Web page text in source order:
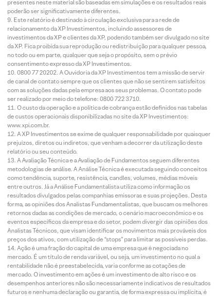
presentes neste material são baseadas em simulações e os resultados reais
poderão ser significativamente diferentes.
Este relatório é destinado à circulação exclusiva para a rede de
relacionamento da XP Investimentos, incluindo assessores de
investimentos da XP e clientes da XP, podendo também ser divulgado no site
da XP. Fica proibida sua reprodução ou redistribuição para qualquer pessoa,
no todo ou em parte, qualquer que seja o propósito, sem o prévio
consentimento expresso da XP Investimentos.
0800 77 20202. A Ouvidoria da XP Investimentos tem a missão de servir
de canal de contato sempre que os clientes que não se sentirem satisfeitos
com as soluções dadas pela empresa aos seus problemas. O contato pode
ser realizado por meio do telefone: 0800 722 3710.
O custo da operação e a política de cobrança estão definidos nas tabelas
de custos operacionais disponibilizadas no site da XP Investimentos:
www.xpi.com.br.
A XP Investimentos se exime de qualquer responsabilidade por quaisquer
prejuízos, diretos ou indiretos, que venham a decorrer da utilização deste
relatório ou seu conteúdo.
A Avaliação Técnica e a Avaliação de Fundamentos seguem diferentes
metodologias de análise. A Análise Técnica é executada seguindo conceitos
como tendência, suporte, resistência, candles, volumes, médias móveis
entre outros. Já a Análise Fundamentalista utiliza como informação os
resultados divulgados pelas companhias emissoras e suas projeções. Desta
forma, as opiniões dos Analistas Fundamentalistas, que buscam os melhores
retornos dadas as condições de mercado, o cenário macroeconômico e os
eventos específicos da empresa e do setor, podem divergir das opiniões dos
Analistas Técnicos, que visam identificar os movimentos mais prováveis dos
preços dos ativos, com utilização de “stops” para limitar as possíveis perdas.
Ação é uma fração do capital de uma empresa que é negociada no
mercado. É um título de renda variável, ou seja, um investimento no qual a
rentabilidade não é preestabelecida, varia conforme as cotações de
mercado. O investimento em ações é um investimento de alto risco e os
desempenhos anteriores não são necessariamente indicativos de resultados
futuros e nenhuma declaração ou garantia, de forma expressa ou implícita, é